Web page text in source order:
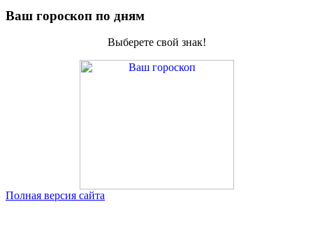
Ваш гороскоп по дням
Выберете свой знак!
Полная версия сайта